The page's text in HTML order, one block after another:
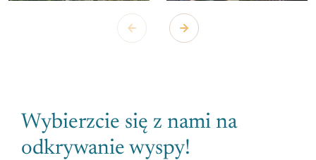
Wybierzcie się z nami na
odkrywanie wyspy!